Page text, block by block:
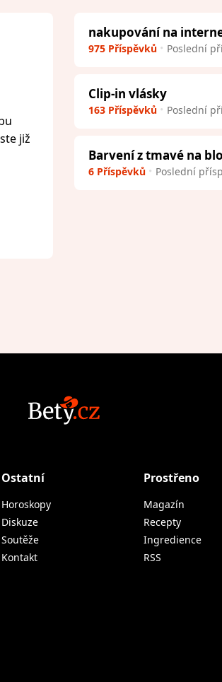
již
nakupování na
975 Příspěvků Poslední
Clip-in vlásky
163 Příspěvků Poslední
Barvení z tmavé na
6 Příspěvků Poslední
Ostatní
Horoskopy
Diskuze
Soutěže
Kontakt
Prostřeno
Magazín
Recepty
Ingredience
RSS